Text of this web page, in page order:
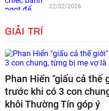
22/02/2026
GIẢI TRÍ
Phan Hiển "giấu cả thế
trước khi có 3 con
khôi Thường Tín góp ý